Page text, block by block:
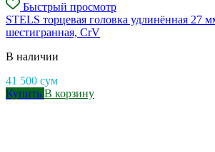
Быстрый просмотр
STELS торцевая головка удлинённая 27
шестигранная, CrV
В наличии
41 500 сум
Купить В корзину